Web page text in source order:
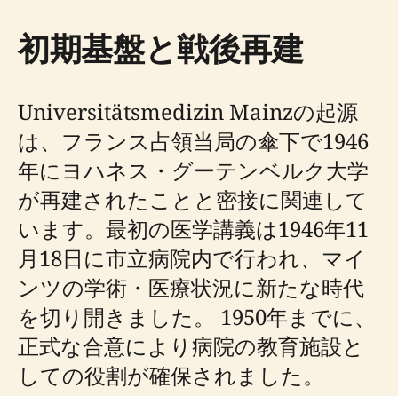
初期基盤と戦後再建
Universitätsmedizin Mainzの起源
は、フランス占領当局の傘下で1946
年にヨハネス・グーテンベルク大学
が再建されたことと密接に関連して
います。最初の医学講義は1946年11
月18日に市立病院内で行われ、マイ
ンツの学術・医療状況に新たな時代
を切り開きました。 1950年までに、
正式な合意により病院の教育施設と
しての役割が確保されました。